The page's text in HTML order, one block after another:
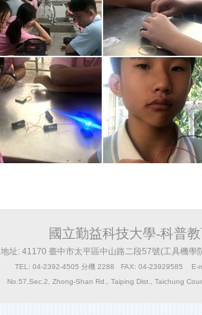
國立勤益科技大學-科普
地址: 41170 臺中市太平區中山路二段57號(工具機
TEL: 04-2392-4505 分機 2288 FAX: 04-23929585 E-
No.57,Sec.2, Zhong-Shan Rd., Taiping Dist., Taichung